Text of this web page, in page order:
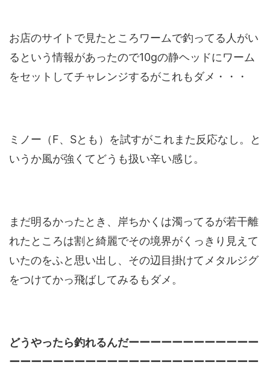
お店のサイトで見たところワームで釣ってる人がい
るという情報があったので10gの静ヘッドにワーム
をセットしてチャレンジするがこれもダメ・・・
ミノー（F、Sとも）を試すがこれまた反応なし。と
いうか風が強くてどうも扱い辛い感じ。
まだ明るかったとき、岸ちかくは濁ってるが若干離
れたところは割と綺麗でその境界がくっきり見えて
いたのをふと思い出し、その辺目掛けてメタルジグ
をつけてかっ飛ばしてみるもダメ。
どうやったら釣れるんだーーーーーーーーーーーー
ーーーーーーーーーーーーーーーーーーーーーーー